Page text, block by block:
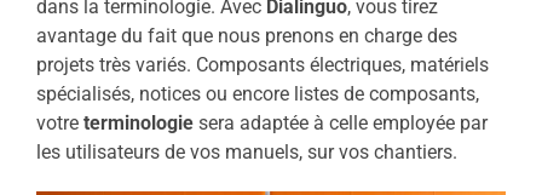
dans la terminologie. Avec Dialinguo, vous tirez
avantage du fait que nous prenons en charge des
projets très variés. Composants électriques, matériels
spécialisés, notices ou encore listes de composants,
votre terminologie sera adaptée à celle employée par
les utilisateurs de vos manuels, sur vos chantiers.